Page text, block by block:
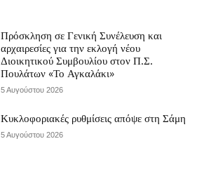
Πρόσκληση σε Γενική Συνέλευση και
αρχαιρεσίες για την εκλογή νέου
Διοικητικού Συμβουλίου στον Π.Σ.
Πουλάτων «Το Αγκαλάκι»
5 Αυγούστου 2026
Κυκλοφοριακές ρυθμίσεις απόψε στη Σάμη
5 Αυγούστου 2026